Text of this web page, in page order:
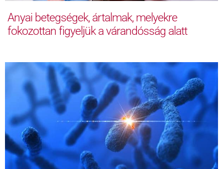
Anyai betegségek, ártalmak, melyekre
fokozottan figyeljük a várandósság alatt